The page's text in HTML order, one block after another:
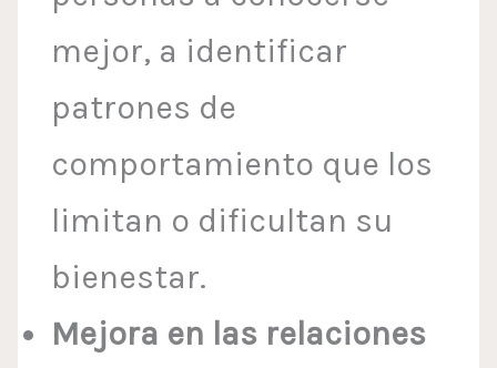
mejor, a identificar
patrones de
comportamiento que los
limitan o dificultan su
bienestar.
Mejora en las relaciones